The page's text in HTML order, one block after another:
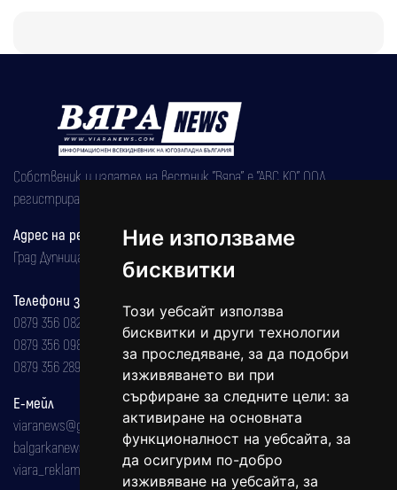
Ние използваме
бисквитки
Този уебсайт използва
бисквитки и други технологии
за проследяване, за да подобри
изживяването ви при
сърфиране за следните цели: за
активиране на основната
функционалност на уебсайта, за
да осигурим по-добро
изживяване на уебсайта, за
Собственик и издател на вестник "Вяра" е "АВС КО" ООД,
регистрирана на 08.05.2002 година.
Адрес на редакцията
Град Дупница, ул.''Христо Ботев" 43
Телефони за реклама и абонаменти
0879 356 082
0879 356 098
0879 356 289
Е-мейл
viaranews@gmail.com
balgarkanews@gmail.com
viara_reklama@mail.bg